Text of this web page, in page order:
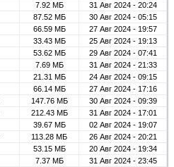
7.92 МБ
31 Авг 2024 - 20:24
87.52 МБ
30 Авг 2024 - 05:15
66.59 МБ
27 Авг 2024 - 19:57
33.43 МБ
25 Авг 2024 - 19:13
53.62 МБ
29 Авг 2024 - 07:41
7.69 МБ
31 Авг 2024 - 21:33
21.31 МБ
24 Авг 2024 - 09:15
66.14 МБ
27 Авг 2024 - 17:16
147.76 МБ
30 Авг 2024 - 09:39
212.43 МБ
31 Авг 2024 - 17:01
39.67 МБ
02 Авг 2024 - 19:07
113.28 МБ
26 Авг 2024 - 20:21
53.15 МБ
20 Авг 2024 - 19:34
7.37 МБ 31 Авг 2024 - 23:45